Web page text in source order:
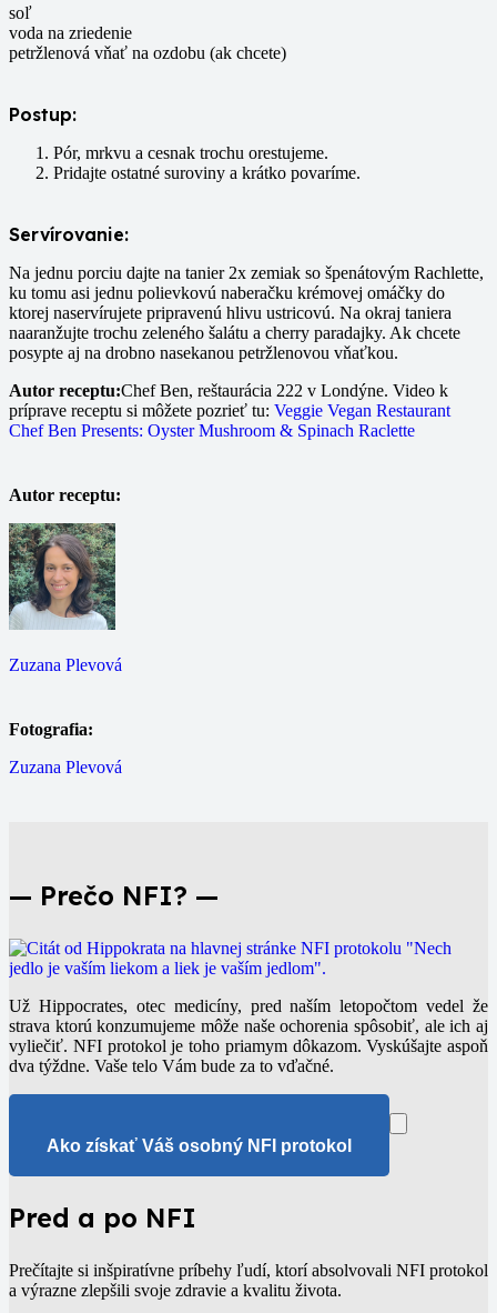
soľ
voda na zriedenie
petržlenová vňať na ozdobu (ak chcete)
Postup:
Pór, mrkvu a cesnak trochu orestujeme.
Pridajte ostatné suroviny a krátko povaríme.
Servírovanie:
Na jednu porciu dajte na tanier 2x zemiak so špenátovým Rachlette,
ku tomu asi jednu polievkovú naberačku krémovej omáčky do
ktorej naservírujete pripravenú hlivu ustricovú. Na okraj taniera
naaranžujte trochu zeleného šalátu a cherry paradajky. Ak chcete
posypte aj na drobno nasekanou petržlenovou vňaťkou.
Autor receptu:Chef Ben, reštaurácia 222 v Londýne. Video k
príprave receptu si môžete pozrieť tu: Veggie Vegan Restaurant
Chef Ben Presents: Oyster Mushroom & Spinach Raclette
Autor receptu:
Zuzana Plevová
Fotografia:
Zuzana Plevová
— Prečo NFI? —
Už Hippocrates, otec medicíny, pred naším letopočtom vedel že
strava ktorú konzumujeme môže naše ochorenia spôsobiť, ale ich aj
vyliečiť. NFI protokol je toho priamym dôkazom. Vyskúšajte aspoň
dva týždne. Vaše telo Vám bude za to vďačné.
Ako získať Váš osobný NFI protokol
Pred a po NFI
Prečítajte si inšpiratívne príbehy ľudí, ktorí absolvovali NFI protokol
a výrazne zlepšili svoje zdravie a kvalitu života.